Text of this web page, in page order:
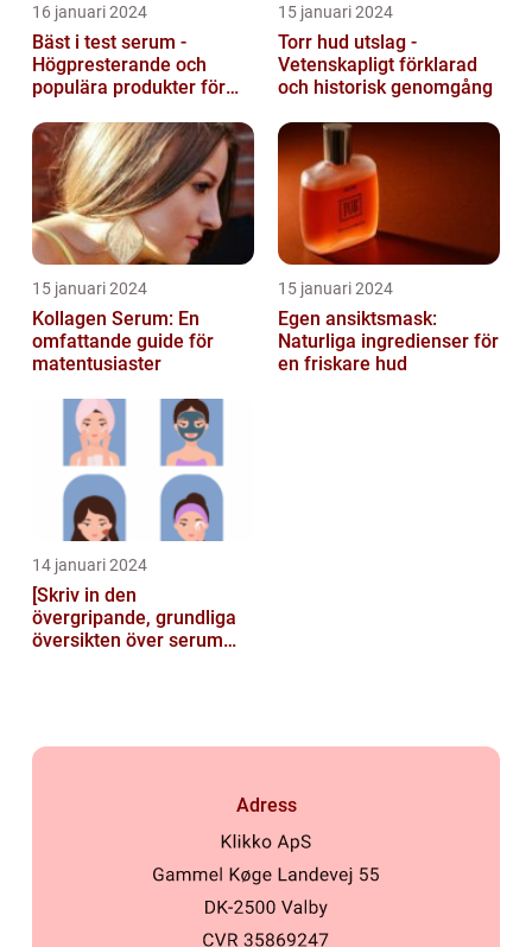
16 januari 2024
Bäst i test serum -
Högpresterande och
populära produkter för
15 januari 2024
Torr hud utslag -
Vetenskapligt förklarad
och historisk genomgång
15 januari 2024
Kollagen Serum: En
omfattande guide för
matentusiaster
15 januari 2024
Egen ansiktsmask:
Naturliga ingredienser för
en friskare hud
14 januari 2024
[Skriv in den
övergripande, grundliga
översikten över serum
Adress